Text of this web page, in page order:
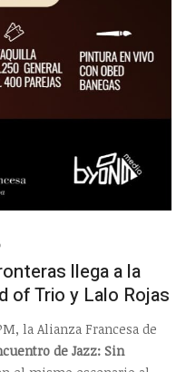
llega a la
of Trio y Lalo Rojas
la Alianza Francesa de
de Jazz: Sin